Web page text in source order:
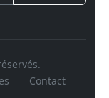
Contact